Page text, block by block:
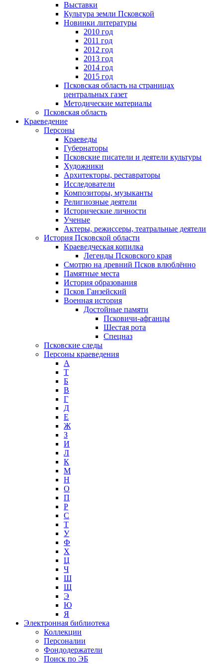
Выставки
Культура земли Псковской
Новинки литературы
2010 год
2011 год
2012 год
2013 год
2014 год
2015 год
Псковская область на страницах
центральных газет
Методические материалы
Псковская область
Краеведение
Персоны
Краеведы
Губернаторы
Псковские писатели и деятели культуры
Художники
Архитекторы, реставраторы
Исследователи
Композиторы, музыканты
Религиозные деятели
Исторические личности
Ученые
Актеры, режиссеры, театральные деятели
История Псковской области
Краеведческая копилка
Легенды Псковского края
Смотрю на древний Псков влюблённо
Памятные места
История образования
Псков Ганзейский
Военная история
Достойные памяти
Псковичи-афганцы
Шестая рота
Спецназ
Псковские следы
Персоны краеведения
А
T
Б
В
Г
Д
Е
Ж
З
И
Л
К
М
Н
О
П
Р
С
Т
У
Ф
Х
Ц
Ч
Ш
Щ
Э
Ю
Я
Электронная библиотека
Коллекции
Персоналии
Фондодержатели
Поиск по ЭБ